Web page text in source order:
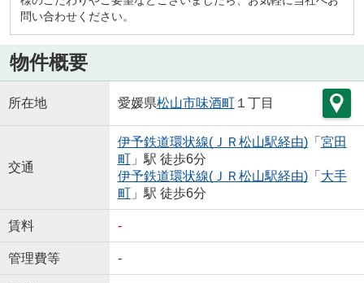
問い合わせください。
物件概要
所在地 愛媛県松山市味酒町１丁目
交通
伊予鉄道環状線(ＪＲ松山駅経由)「 宮田
町」駅 徒歩6分
伊予鉄道環状線(ＪＲ松山駅経由)「 大手
町」駅 徒歩6分
賃料 -
管理費等 -